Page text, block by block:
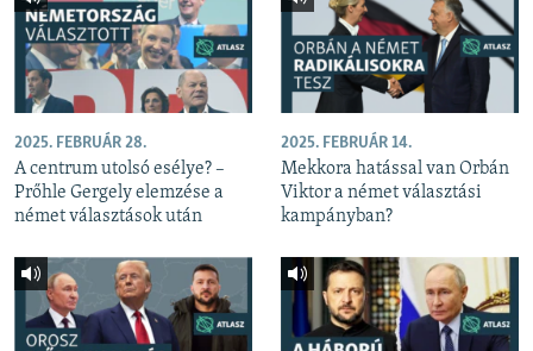
2025. FEBRUÁR 28.
A centrum utolsó esélye? –
Prőhle Gergely elemzése a
német választások után
2025. FEBRUÁR 14.
Mekkora hatással van Orbán
Viktor a német választási
kampányban?